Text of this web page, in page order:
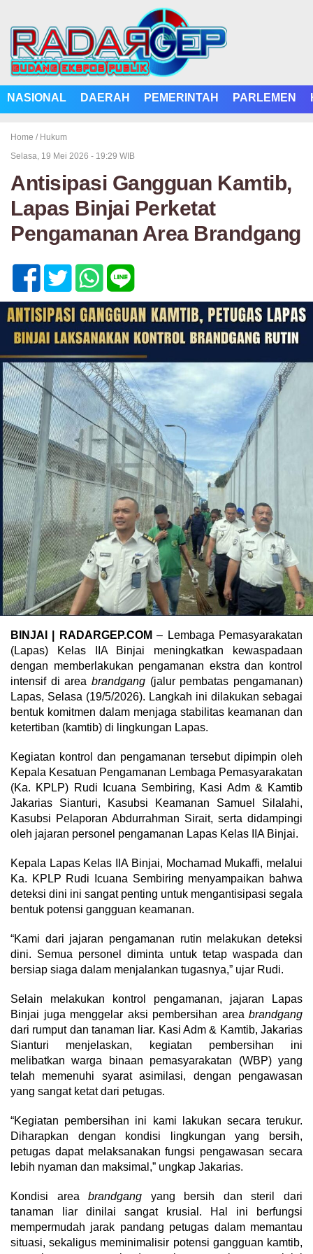
NASIONAL DAERAH PEMERINTAH PARLEMEN
Home / Hukum
Selasa, 19 Mei 2026 - 19:29 WIB
Antisipasi Gangguan Kamtib,
Lapas Binjai Perketat
Pengamanan Area Brandgang
BINJAI | RADARGEP.COM – Lembaga Pemasyarakatan
(Lapas) Kelas IIA Binjai meningkatkan kewaspadaan
dengan memberlakukan pengamanan ekstra dan kontrol
intensif di area brandgang (jalur pembatas pengamanan)
Lapas, Selasa (19/5/2026). Langkah ini dilakukan sebagai
bentuk komitmen dalam menjaga stabilitas keamanan dan
ketertiban (kamtib) di lingkungan Lapas.
Kegiatan kontrol dan pengamanan tersebut dipimpin oleh
Kepala Kesatuan Pengamanan Lembaga Pemasyarakatan
(Ka. KPLP) Rudi Icuana Sembiring, Kasi Adm & Kamtib
Jakarias Sianturi, Kasubsi Keamanan Samuel Silalahi,
Kasubsi Pelaporan Abdurrahman Sirait, serta didampingi
oleh jajaran personel pengamanan Lapas Kelas IIA Binjai.
Kepala Lapas Kelas IIA Binjai, Mochamad Mukaffi, melalui
Ka. KPLP Rudi Icuana Sembiring menyampaikan bahwa
deteksi dini ini sangat penting untuk mengantisipasi segala
bentuk potensi gangguan keamanan.
“Kami dari jajaran pengamanan rutin melakukan deteksi
dini. Semua personel diminta untuk tetap waspada dan
bersiap siaga dalam menjalankan tugasnya,” ujar Rudi.
Selain melakukan kontrol pengamanan, jajaran Lapas
Binjai juga menggelar aksi pembersihan area brandgang
dari rumput dan tanaman liar. Kasi Adm & Kamtib, Jakarias
Sianturi menjelaskan, kegiatan pembersihan ini
melibatkan warga binaan pemasyarakatan (WBP) yang
telah memenuhi syarat asimilasi, dengan pengawasan
yang sangat ketat dari petugas.
“Kegiatan pembersihan ini kami lakukan secara terukur.
Diharapkan dengan kondisi lingkungan yang bersih,
petugas dapat melaksanakan fungsi pengawasan secara
lebih nyaman dan maksimal,” ungkap Jakarias.
Kondisi areabrandgang yang bersih dan steril dari
tanaman liar dinilai sangat krusial. Hal ini berfungsi
mempermudah jarak pandang petugas dalam memantau
situasi, sekaligus meminimalisir potensi gangguan kamtib,